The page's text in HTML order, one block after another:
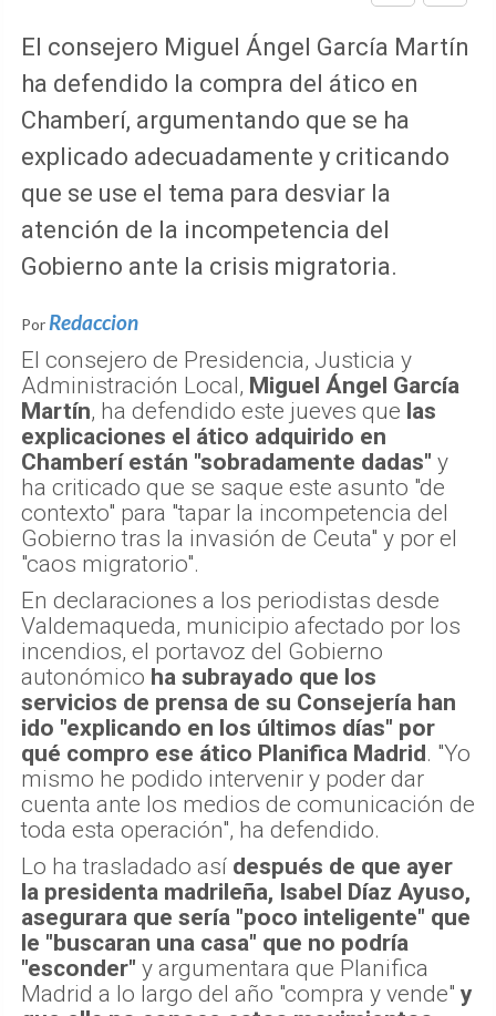
El consejero Miguel Ángel García Martín
ha defendido la compra del ático en
Chamberí, argumentando que se ha
explicado adecuadamente y criticando
que se use el tema para desviar la
atención de la incompetencia del
Gobierno ante la crisis migratoria.
Por Redaccion
El consejero de Presidencia, Justicia y
Administración Local, Miguel Ángel García
Martín, ha defendido este jueves que las
explicaciones el ático adquirido en
Chamberí están "sobradamente dadas" y
ha criticado que se saque este asunto "de
contexto" para "tapar la incompetencia del
Gobierno tras la invasión de Ceuta" y por el
"caos migratorio".
En declaraciones a los periodistas desde
Valdemaqueda, municipio afectado por los
incendios, el portavoz del Gobierno
autonómico ha subrayado que los
servicios de prensa de su Consejería han
ido "explicando en los últimos días" por
qué compro ese ático Planifica Madrid. "Yo
mismo he podido intervenir y poder dar
cuenta ante los medios de comunicación de
toda esta operación", ha defendido.
Lo ha trasladado así después de que ayer
la presidenta madrileña, Isabel Díaz Ayuso,
asegurara que sería "poco inteligente" que
le "buscaran una casa" que no podría
"esconder" y argumentara que Planifica
Madrid a lo largo del año "compra y vende" y